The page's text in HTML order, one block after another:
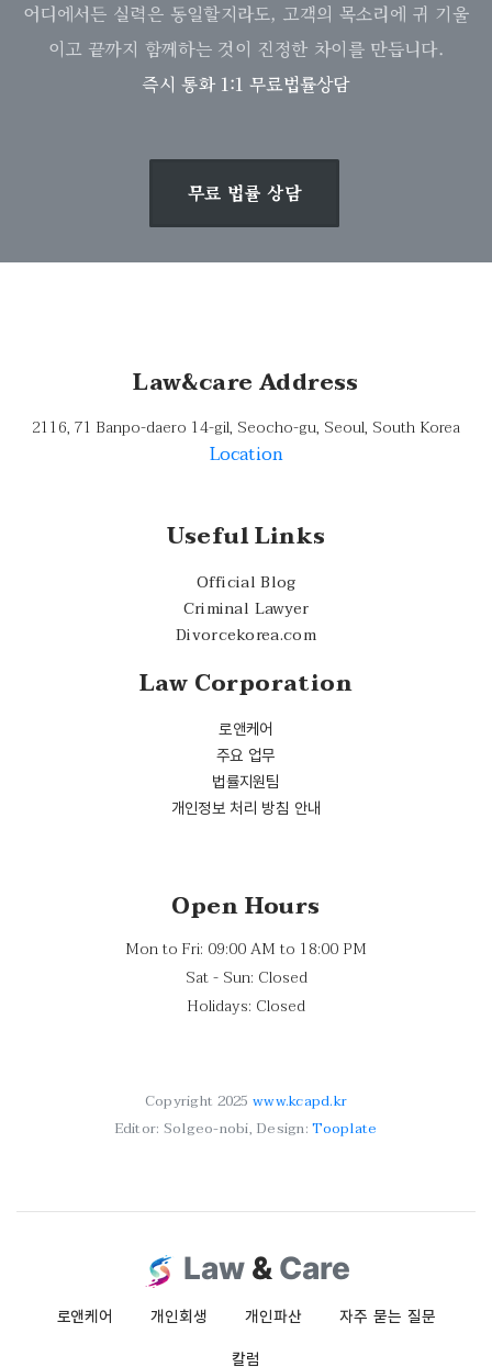
어디에서든 실력은 동일할지라도, 고객의 목소리에 귀 기울
이고 끝까지 함께하는 것이 진정한 차이를 만듭니다.
즉시 통화 1:1 무료법률상담
무료 법률 상담
Law&care Address
2116, 71 Banpo-daero 14-gil, Seocho-gu, Seoul, South Korea
Location
Useful Links
Official Blog
Criminal Lawyer
Divorcekorea.com
Law Corporation
로앤케어
주요 업무
법률지원팀
개인정보 처리 방침 안내
Open Hours
Mon to Fri: 09:00 AM to 18:00 PM
Sat - Sun: Closed
Holidays: Closed
Copyright 2025www.kcapd.kr
Editor: Solgeo-nobi, Design:Tooplate
Law & Care
로앤케어 개인회생 개인파산 자주 묻는 질문
칼럼